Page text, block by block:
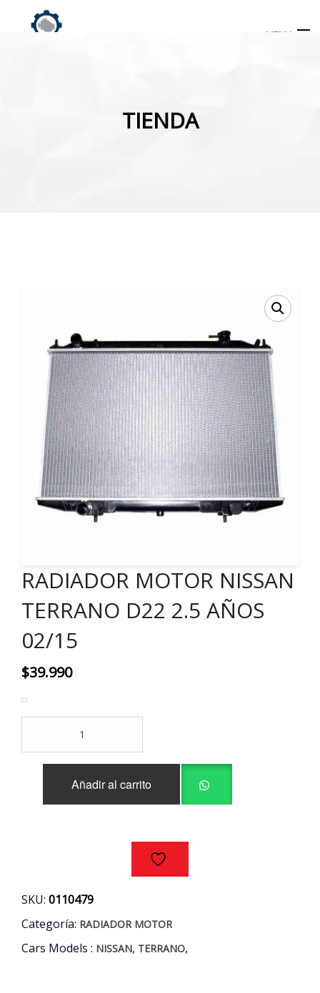
MENU
TIENDA
RADIADOR MOTOR NISSAN
TERRANO D22 2.5 AÑOS
02/15
$39.990
NISSAN
TERRANO
Añadir al carrito
SKU: 0110479
Categoría: RADIADOR MOTOR
Cars Models : NISSAN, TERRANO,